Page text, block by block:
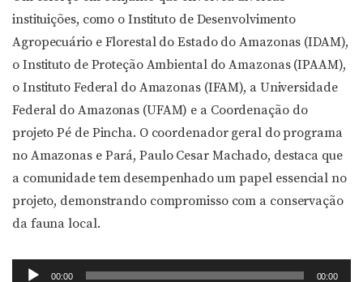
instituições, como o Instituto de Desenvolvimento
Agropecuário e Florestal do Estado do Amazonas (IDAM),
o Instituto de Proteção Ambiental do Amazonas (IPAAM),
o Instituto Federal do Amazonas (IFAM), a Universidade
Federal do Amazonas (UFAM) e a Coordenação do
projeto Pé de Pincha. O coordenador geral do programa
no Amazonas e Pará, Paulo Cesar Machado, destaca que
a comunidade tem desempenhado um papel essencial no
projeto, demonstrando compromisso com a conservação
da fauna local.
Tocador00:00 00:00